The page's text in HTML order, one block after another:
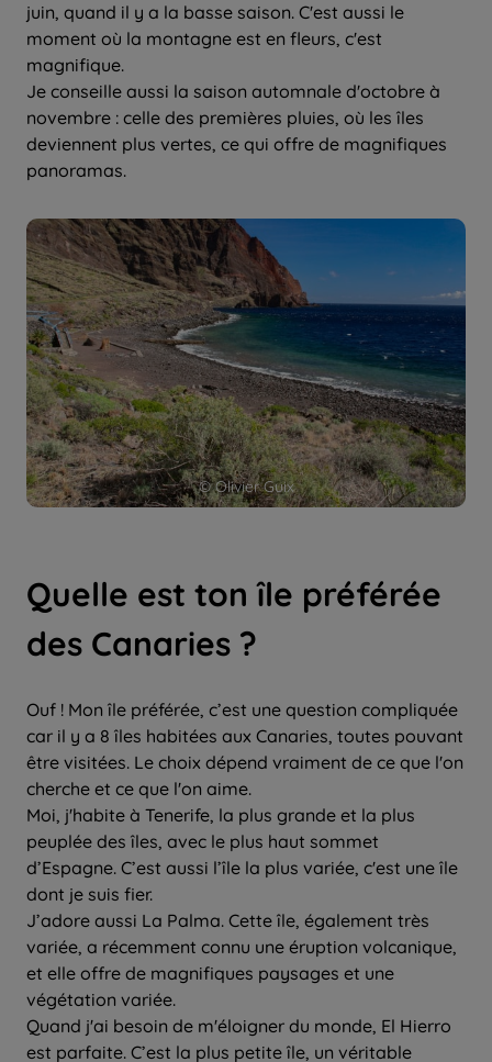
© Olivier Guix
juin, quand il y a la basse saison. C'est aussi le
moment où la montagne est en fleurs, c'est
magnifique.
Je conseille aussi la saison automnale d'octobre à
novembre : celle des premières pluies, où les îles
deviennent plus vertes, ce qui offre de magnifiques
panoramas.
Quelle est ton île préférée
des Canaries ?
Ouf ! Mon île préférée, c’est une question compliquée
car il y a 8 îles habitées aux Canaries, toutes pouvant
être visitées. Le choix dépend vraiment de ce que l'on
cherche et ce que l'on aime.
Moi, j'habite à Tenerife, la plus grande et la plus
peuplée des îles, avec le plus haut sommet
d’Espagne. C’est aussi l’île la plus variée, c'est une île
dont je suis fier.
J’adore aussi La Palma. Cette île, également très
variée, a récemment connu une éruption volcanique,
et elle offre de magnifiques paysages et une
végétation variée.
Quand j'ai besoin de m'éloigner du monde, El Hierro
est parfaite. C’est la plus petite île, un véritable